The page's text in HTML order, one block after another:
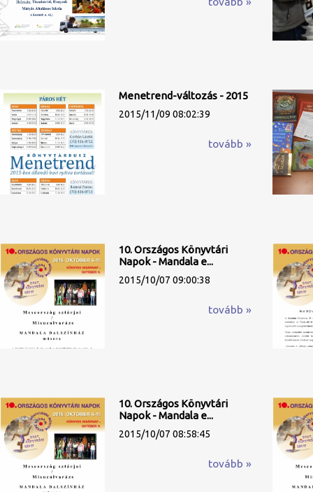
Menetrend-változás - 2015
2015/11/09 08:02:39
tovább »
10. Országos Könyvtári
Napok - Mandala e...
2015/10/07 09:00:38
tovább »
10. Országos Könyvtári
Napok - Mandala e...
2015/10/07 08:58:45
tovább »